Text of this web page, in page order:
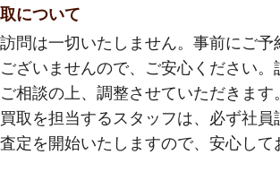
について
問は一切いたしません。事前にご
ざいませんので、ご安心ください
相談の上、調整させていただきます。
取を担当するスタッフは、必ず社
定を開始いたしますので、安心して